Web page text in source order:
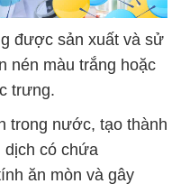
được sản xuất và sử
nén màu trắng hoặc
trưng.
trong nước, tạo thành
dịch có chứa
ăn mòn và gây